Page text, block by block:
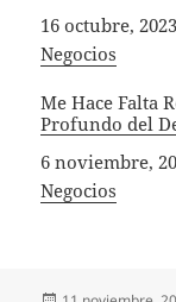
Fecha
16 octubre, 2023
In relation to
Negocios
Me Hace Falta
Profundo del
Fecha
6 noviembre,
In relation to
Negocios